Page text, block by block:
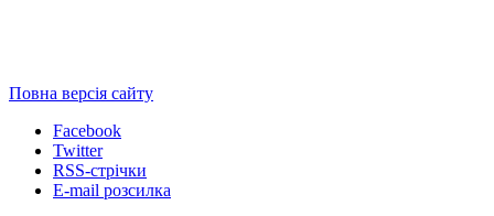
Повна версія сайту
Facebook
Twitter
RSS-стрічки
E-mail розсилка